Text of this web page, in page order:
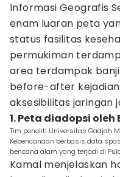
Informasi Geografis
enam luaran peta
status fasilitas
permukiman
area terdampak
before-after
aksesibilitas jaringan
1. Peta diadopsi oleh
Tim peneliti Universitas Gadjah
Kebencanaan berbasis data
bencana alam yang terjadi di
Kamal menjelaskan